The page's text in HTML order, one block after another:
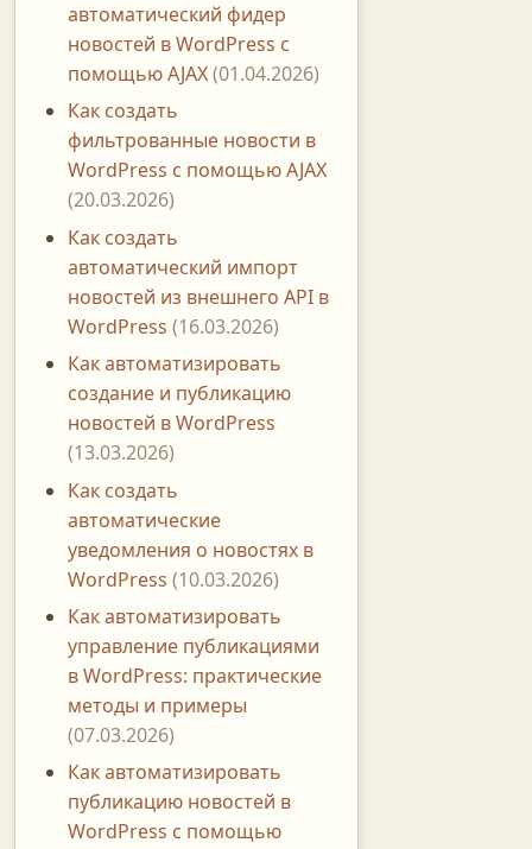
автоматический фидер
новостей в WordPress с
помощью AJAX(01.04.2026)
Как создать
фильтрованные новости в
WordPress с помощью AJAX
(20.03.2026)
Как создать
автоматический импорт
новостей из внешнего API в
WordPress (16.03.2026)
Как автоматизировать
создание и публикацию
новостей в WordPress
(13.03.2026)
Как создать
автоматические
уведомления о новостях в
WordPress (10.03.2026)
Как автоматизировать
управление публикациями
в WordPress: практические
методы и примеры
(07.03.2026)
Как автоматизировать
публикацию новостей в
WordPress с помощью